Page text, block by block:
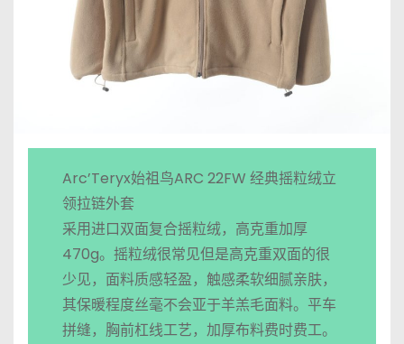
Arc’Teryx始祖鸟ARC 22FW 经典摇粒绒立
领拉链外套
采用进口双面复合摇粒绒，高克重加厚
470g。摇粒绒很常见但是高克重双面的很
少见，面料质感轻盈，触感柔软细腻亲肤，
其保暖程度丝毫不会亚于羊羔毛面料。平车
拼缝，胸前杠线工艺，加厚布料费时费工。